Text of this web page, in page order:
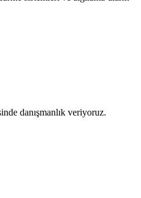
danışmanlık veriyoruz.